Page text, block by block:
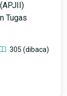
Tugas
305 (dibaca)